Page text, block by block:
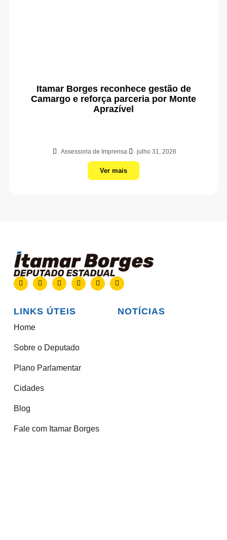
Itamar Borges reconhece gestão de
Camargo e reforça parceria por Monte
Aprazível
Assessoria de Imprensa julho 31, 2026
Ver mais
LINKS ÚTEIS
Home
Sobre o Deputado
Plano Parlamentar
Cidades
Blog
Fale com Itamar Borges
NOTÍCIAS